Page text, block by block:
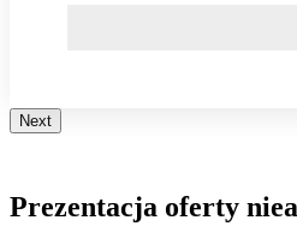
Next
Prezentacja oferty